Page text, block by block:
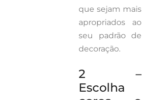
que sejam mais
apropriados ao
seu padrão de
decoração.
2 –
Escolha